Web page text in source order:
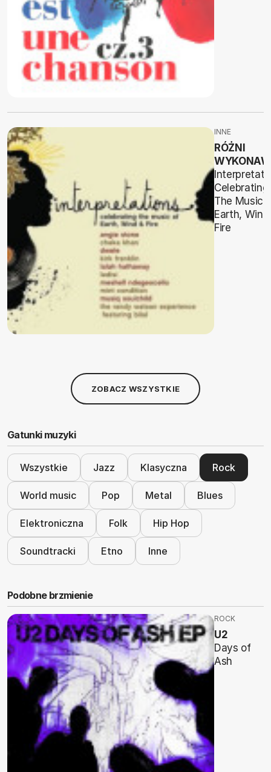
INNE
RÓŻNI
Celebrating
The Music
Earth, Wind
Fire
ZOBACZ WSZYSTKIE
Gatunki muzyki
Wszystkie Jazz Klasyczna Rock
World music Pop Metal Blues
Elektroniczna Folk Hip Hop
Soundtracki Etno Inne
Podobne brzmienie
ROCK
U2
Days of
Ash